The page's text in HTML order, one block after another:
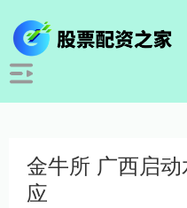
金牛所 广西启
应